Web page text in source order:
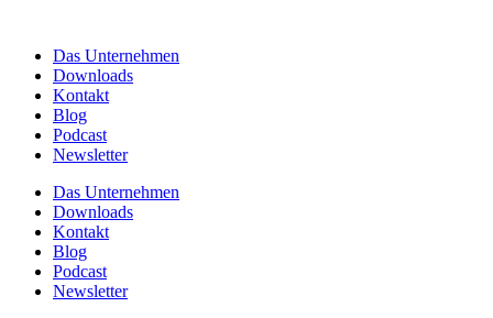
springenDas Unternehmen
Downloads
Kontakt
Blog
Podcast
Newsletter
Das Unternehmen
Downloads
Kontakt
Blog
Podcast
Newsletter